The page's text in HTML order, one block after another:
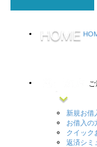
新規お借
お借入の
クイック
返済シミ